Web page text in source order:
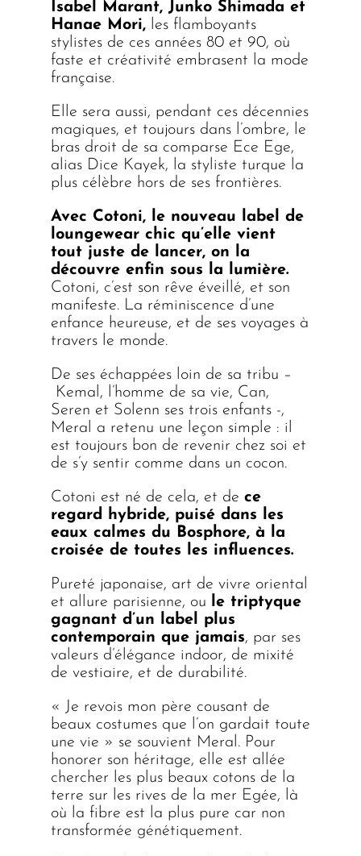
Isabel Marant, Junko Shimada et
Hanae Mori,les flamboyants
stylistes de ces années 80 et 90, où
faste et créativité embrasent la mode
française.
Elle sera aussi, pendant ces décennies
magiques, et toujours dans l’ombre, le
bras droit de sa comparse Ece Ege,
alias Dice Kayek, la styliste turque la
plus célèbre hors de ses frontières.
Avec Cotoni, le nouveau label de
loungewear chic qu’elle vient
tout juste de lancer, on la
découvre enfin sous la lumière.
Cotoni, c’est son rêve éveillé, et son
manifeste. La réminiscence d’une
enfance heureuse, et de ses voyages à
travers le monde.
De ses échappées loin de sa tribu –
Kemal, l’homme de sa vie, Can,
Seren et Solenn ses trois enfants -,
Meral a retenu une leçon simple : il
est toujours bon de revenir chez soi et
de s’y sentir comme dans un cocon.
Cotoni est né de cela, et de ce
regard hybride, puisé dans les
eaux calmes du Bosphore, à la
croisée de toutes les influences.
Pureté japonaise, art de vivre oriental
et allure parisienne, ou le triptyque
gagnant d’un label plus
contemporain que jamais, par ses
valeurs d’élégance indoor, de mixité
de vestiaire, et de durabilité.
« Je revois mon père cousant de
beaux costumes que l’on gardait toute
une vie » se souvient Meral. Pour
honorer son héritage, elle est allée
chercher les plus beaux cotons de la
terre sur les rives de la mer Egée, là
où la fibre est la plus pure car non
transformée génétiquement.